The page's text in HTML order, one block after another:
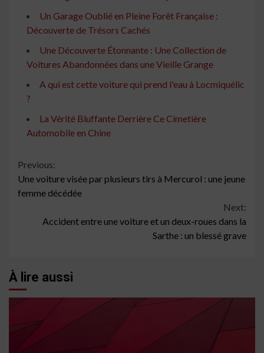
Un Garage Oublié en Pleine Forêt Française :
Découverte de Trésors Cachés
Une Découverte Étonnante : Une Collection de
Voitures Abandonnées dans une Vieille Grange
A qui est cette voiture qui prend l'eau à Locmiquélic
?
La Vérité Bluffante Derrière Ce Cimetière
Automobile en Chine
Continue
Reading
Previous:
Une voiture visée par plusieurs tirs à Mercurol : une jeune
femme décédée
Next:
Accident entre une voiture et un deux-roues dans la
Sarthe : un blessé grave
À lire aussi